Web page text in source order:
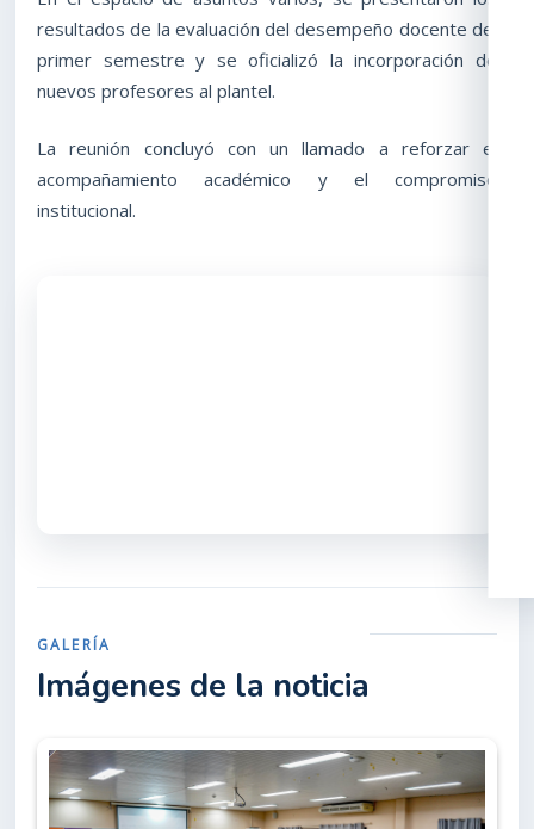
resultados de la evaluación del desempeño docente del
primer semestre y se oficializó la incorporación de
nuevos profesores al plantel.
La reunión concluyó con un llamado a reforzar el
acompañamiento académico y el compromiso
institucional.
GALERÍA
Imágenes de la noticia